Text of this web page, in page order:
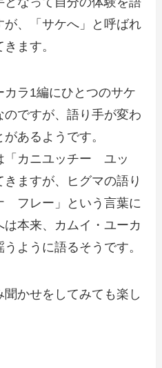
が、「サケへ」と呼ばれ
ます。
ラ1編にひとつのサケ
ですが、語り手が変わ
あるようです。
「カニユッチー ユッ
ますが、ヒグマの語り
フレー」という言葉に
本来、カムイ・ユーカ
ように語るそうです。
かせをしてみても楽し